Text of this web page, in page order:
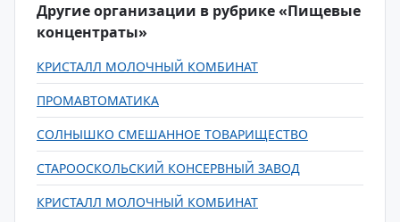
Другие организации в рубрике «Пищевые
концентраты»
КРИСТАЛЛ МОЛОЧНЫЙ КОМБИНАТ
ПРОМАВТОМАТИКА
СОЛНЫШКО СМЕШАННОЕ ТОВАРИЩЕСТВО
СТАРООСКОЛЬСКИЙ КОНСЕРВНЫЙ ЗАВОД
КРИСТАЛЛ МОЛОЧНЫЙ КОМБИНАТ